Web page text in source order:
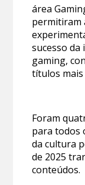
área
permitiram
sucesso da
gaming,
títulos mais
Foram
para todos
da cultura
de 2025
conteúdos.